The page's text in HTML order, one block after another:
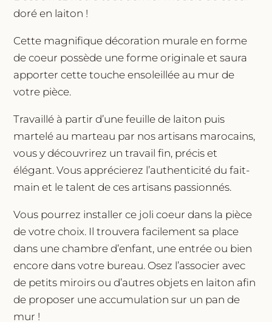
doré en laiton !
Cette magnifique décoration murale en forme
de coeur possède une forme originale et saura
apporter cette touche ensoleillée au mur de
votre pièce.
Travaillé à partir d’une feuille de laiton puis
martelé au marteau par nos artisans marocains,
vous y découvrirez un travail fin, précis et
élégant. Vous apprécierez l’authenticité du fait-
main et le talent de ces artisans passionnés.
Vous pourrez installer ce joli coeur dans la pièce
de votre choix. Il trouvera facilement sa place
dans une chambre d’enfant, une entrée ou bien
encore dans votre bureau. Osez l’associer avec
de petits miroirs ou d’autres objets en laiton afin
de proposer une accumulation sur un pan de
mur !